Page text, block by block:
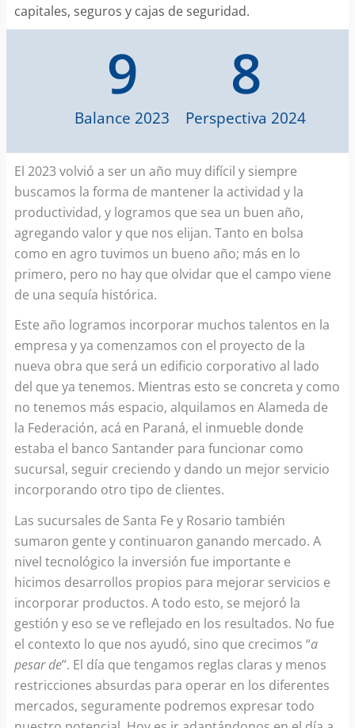
capitales, seguros y cajas de seguridad.
Balance 2023
9
Perspectiva 2024
8
El 2023 volvió a ser un año muy difícil y siempre
buscamos la forma de mantener la actividad y la
productividad, y logramos que sea un buen año,
agregando valor y que nos elijan. Tanto en bolsa
como en agro tuvimos un bueno año; más en lo
primero, pero no hay que olvidar que el campo viene
de una sequía histórica.
Este año logramos incorporar muchos talentos en la
empresa y ya comenzamos con el proyecto de la
nueva obra que será un edificio corporativo al lado
del que ya tenemos. Mientras esto se concreta y como
no tenemos más espacio, alquilamos en Alameda de
la Federación, acá en Paraná, el inmueble donde
estaba el banco Santander para funcionar como
sucursal, seguir creciendo y dando un mejor servicio
incorporando otro tipo de clientes.
Las sucursales de Santa Fe y Rosario también
sumaron gente y continuaron ganando mercado. A
nivel tecnológico la inversión fue importante e
hicimos desarrollos propios para mejorar servicios e
incorporar productos. A todo esto, se mejoró la
gestión y eso se ve reflejado en los resultados. No fue
el contexto lo que nos ayudó, sino que crecimos “a
pesar de”. El día que tengamos reglas claras y menos
restricciones absurdas para operar en los diferentes
mercados, seguramente podremos expresar todo